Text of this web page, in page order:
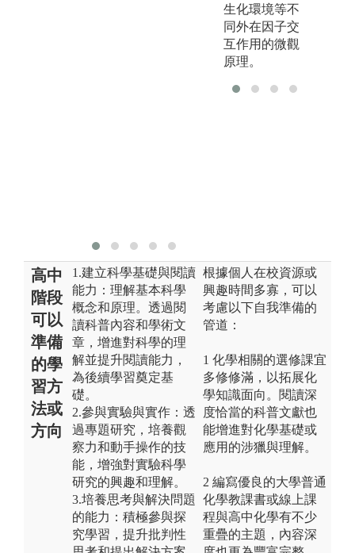
度，拓展第二
專長。運用校
內資源，選擇
非/同步遠距學
台提供之教學
生化環境等不
同外在因子交
互作用的微觀
原理。
高中
階段
可以
準備
的學
習方
法或
方向
1.建立科學基礎與閱讀
能力：理解基本科學
概念和原理。透過閱
讀科普內容和學術文
章，增進對科學的理
解並提升閱讀能力，
為後續學習奠定基
礎。
2.參與實驗與實作：透
過專題研究，培養觀
察力和動手操作的技
能，增強對實驗科學
研究的興趣和理解。
3.培養思考與解決問題
的能力：積極參與探
究學習，提升批判性
根據個人在校資源或
興趣時間多寡，可以
考慮以下自我準備的
管道：
1 化學相關的選修課宜
多修修滿，以拓展化
學知識面向。閱讀深
度恰當的科普文獻也
能增進對化學基礎或
應用的涉獵與理解。
2 編寫優良的大學普通
化學教課書或線上課
程與高中化學有不少
重疊的主題，內容深